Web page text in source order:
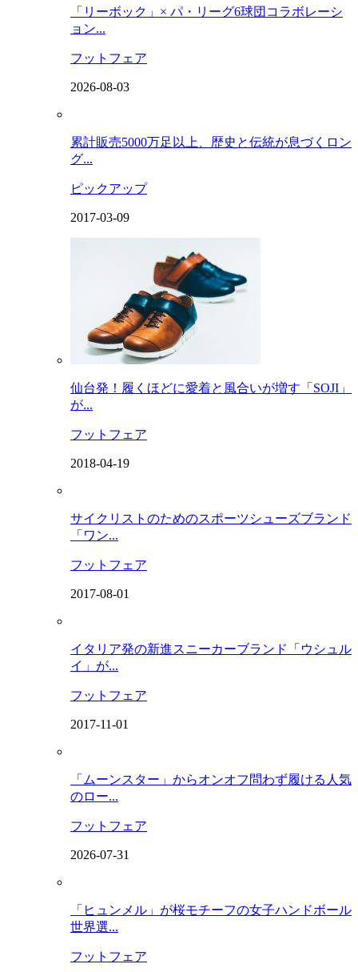
「リーボック」× パ・リーグ6球団コラボレーシ
ョン...
フットフェア
2026-08-03
累計販売5000万足以上、歴史と伝統が息づくロン
グ...
ピックアップ
2017-03-09
仙台発！履くほどに愛着と風合いが増す「SOJI」
が...
フットフェア
2018-04-19
サイクリストのためのスポーツシューズブランド
「ワン...
フットフェア
2017-08-01
イタリア発の新進スニーカーブランド「ウシュル
イ」が...
フットフェア
2017-11-01
「ムーンスター」からオンオフ問わず履ける人気
のロー...
フットフェア
2026-07-31
「ヒュンメル」が桜モチーフの女子ハンドボール
世界選...
フットフェア